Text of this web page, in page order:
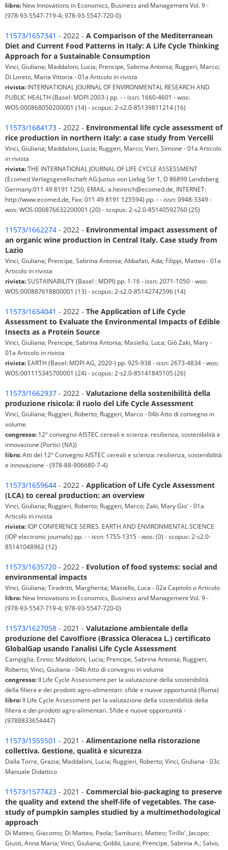
libro: New Innovations in Economics, Business and Management Vol. 9 -
(978-93-5547-719-4; 978-93-5547-720-0)
11573/1657341 - 2022 - A Comparison of the Mediterranean
Diet and Current Food Patterns in Italy: A Life Cycle Thinking
Approach for a Sustainable Consumption
Vinci, Giuliana; Maddaloni, Lucia; Prencipe, Sabrina Antonia; Ruggeri, Marco;
Di Loreto, Maria Vittoria - 01a Articolo in rivista
rivista: INTERNATIONAL JOURNAL OF ENVIRONMENTAL RESEARCH AND
PUBLIC HEALTH (Basel: MDPI 2003-) pp. - - issn: 1660-4601 - wos:
WOS:000868050200001 (14) - scopus: 2-s2.0-85139811214 (16)
11573/1684173 - 2022 - Environmental life cycle assessment of
rice production in northern Italy: a case study from Vercelli
Vinci, Giuliana; Maddaloni, Lucia; Ruggeri, Marco; Vieri, Simone - 01a Articolo
in rivista
rivista:THE INTERNATIONAL JOURNAL OF LIFE CYCLE ASSESSMENT
(Ecomed Verlagsgesellschaft AG:Justus von Liebig Str 1, D 86899 Landsberg
Germany:011 49 8191 1250, EMAIL: a.heinrich@ecomed.de, INTERNET:
http://www.ecomed.de, Fax: 011 49 8191 125594) pp. - - issn: 0948-3349 -
wos: WOS:000876632200001 (20) - scopus: 2-s2.0-85140592760 (25)
11573/1662274 - 2022 - Environmental impact assessment of
an organic wine production in Central Italy. Case study from
Lazio
Vinci, Giuliana; Prencipe, Sabrina Antonia; Abbafati, Ada; Filippi, Matteo - 01a
Articolo in rivista
rivista:SUSTAINABILITY (Basel : MDPI) pp. 1-16 - issn: 2071-1050 - wos:
WOS:000887618800001 (13) - scopus: 2-s2.0-85142742596 (14)
11573/1654041 - 2022 - The Application of Life Cycle
Assessment to Evaluate the Environmental Impacts of Edible
Insects as a Protein Source
Vinci, Giuliana; Prencipe, Sabrina Antonia; Masiello, Luca; Giò Zaki, Mary -
01a Articolo in rivista
rivista: EARTH (Basel: MDPI AG, 2020-) pp. 925-938 - issn: 2673-4834 - wos:
WOS:001115345700001 (24) - scopus: 2-s2.0-85141845105 (26)
11573/1662937 - 2022 - Valutazione della sostenibilità della
produzione risicola: il ruolo del Life Cycle Assessment
Vinci, Giuliana; Ruggieri, Roberto; Ruggeri, Marco - 04b Atto di convegno in
volume
congresso: 12° convegno AISTEC cereali e scienza: resilienza, sostenibilità e
innovazione (Portici (NA))
libro:Atti del 12° Convegno AISTEC cereali e scienza: resilienza, sostenibilità
e innovazione - (978-88-906680-7-4)
11573/1659644 - 2022 - Application of Life Cycle Assessment
(LCA) to cereal production: an overview
Vinci, Giuliana; Ruggieri, Roberto; Ruggeri, Marco; Zaki, Mary Gio' - 01a
Articolo in rivista
rivista: IOP CONFERENCE SERIES. EARTH AND ENVIRONMENTAL SCIENCE
(IOP electronic journals) pp. - - issn: 1755-1315 - wos: (0) - scopus: 2-s2.0-
85141048962 (12)
11573/1635720 - 2022 - Evolution of food systems: social and
environmental impacts
Vinci, Giuliana; Tiradritti, Margherita; Masiello, Luca - 02a Capitolo o Articolo
libro: New Innovations in Economics, Business and Management Vol. 9 -
(978-93-5547-719-4; 978-93-5547-720-0)
11573/1627058 - 2021 - Valutazione ambientale della
produzione del Cavolfiore (Brassica Oleracea L.) certificato
GlobalGap usando l’analisi Life Cycle Assessment
Campiglia, Ennio; Maddaloni, Lucia; Prencipe, Sabrina Antonia; Ruggieri,
Roberto; Vinci, Giuliana - 04b Atto di convegno in volume
congresso: Il Life Cycle Assessment per la valutazione della sostenibilità
della filiera e dei prodotti agro-alimentari: sfide e nuove opportunità (Roma)
libro: Il Life Cycle Assessment per la valutazione della sostenibilità della
filiera e dei prodotti agro-alimentari. Sfide e nuove opportunità -
(9788833654447)
11573/1555501 - 2021 - Alimentazione nella ristorazione
collettiva. Gestione, qualità e sicurezza
Dalla Torre, Grazia; Maddaloni, Lucia; Ruggieri, Roberto; Vinci, Giuliana - 03c
Manuale Didattico
11573/1577423 - 2021 - Commercial bio-packaging to preserve
the quality and extend the shelf-life of vegetables. The case-
study of pumpkin samples studied by a multimethodological
approach
Di Matteo, Giacomo; Di Matteo, Paola; Sambucci, Matteo; Tirillo', Jacopo;
Giusti, Anna Maria; Vinci, Giuliana; Gobbi, Laura; Prencipe, Sabrina A.; Salvo,